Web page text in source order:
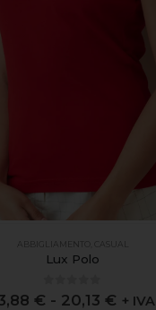
ABBIGLIAMENTO CASUAL
Lux Polo
0 out of 5
€ - 20,13 € + IVA